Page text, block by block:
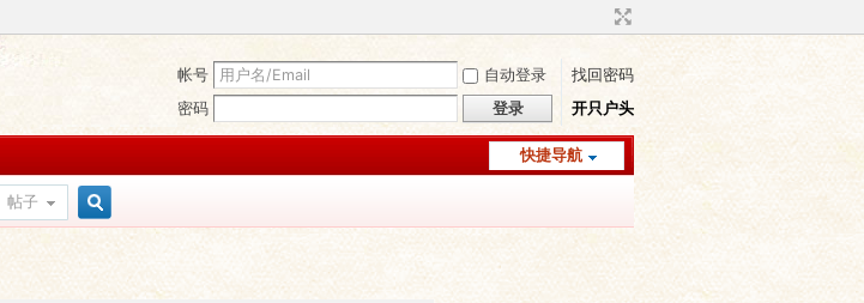
帐号 自动登录
找回密码
密码
登录 开只户头
快捷导航
帖子